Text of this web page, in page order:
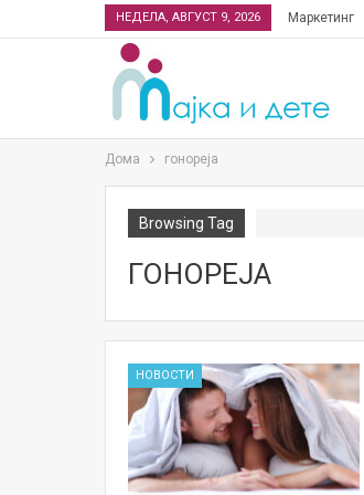
НЕДЕЛА, АВГУСТ 9, 2026 Маркетинг
Дома гонореја
Browsing Tag
ГОНОРЕЈА
НОВОСТИ